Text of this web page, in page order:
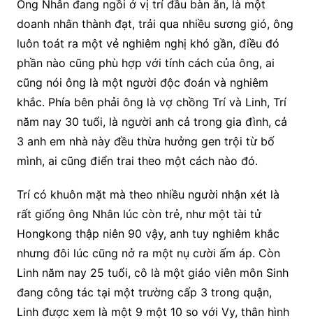
Ông Nhân đang ngồi ở vị trí đầu bàn ăn, là một
doanh nhân thành đạt, trải qua nhiều sương gió, ông
luôn toát ra một vẻ nghiêm nghị khó gần, điều đó
phần nào cũng phù hợp với tính cách của ông, ai
cũng nói ông là một người độc đoán và nghiêm
khắc. Phía bên phải ông là vợ chồng Trí và Linh, Trí
năm nay 30 tuổi, là người anh cả trong gia đình, cả
3 anh em nhà này đều thừa hưởng gen trội từ bố
mình, ai cũng điển trai theo một cách nào đó.
Trí có khuôn mặt mà theo nhiều người nhận xét là
rất giống ông Nhân lúc còn trẻ, như một tài tử
Hongkong thập niên 90 vậy, anh tuy nghiêm khắc
nhưng đôi lúc cũng nở ra một nụ cười ấm áp. Còn
Linh năm nay 25 tuổi, cô là một giáo viên môn Sinh
đang công tác tại một trường cấp 3 trong quận,
Linh được xem là một 9 một 10 so với Vy, thân hình